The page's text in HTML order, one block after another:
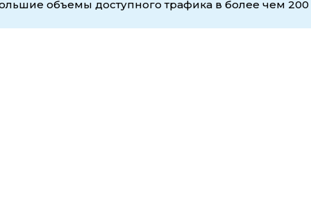
объемы доступного трафика в более чем 200